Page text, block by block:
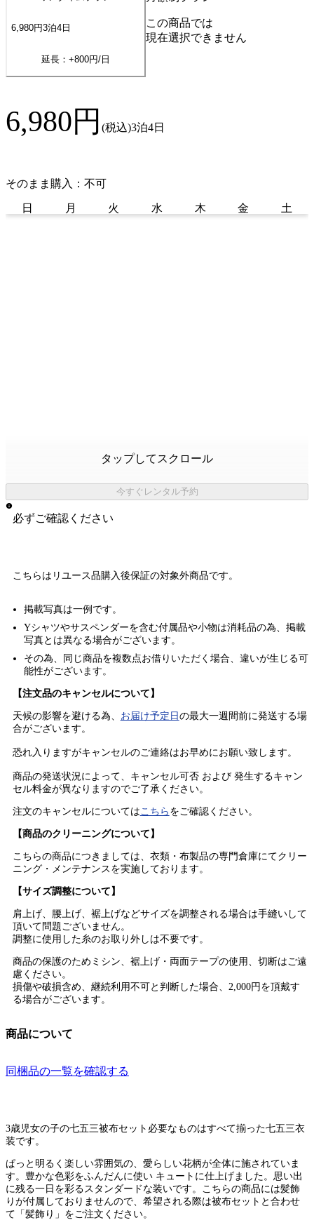
6,980円3泊4 日
延長：+800円/日
この商品では
現在選択できません
6,980円 (税込)3泊4日
そのまま購入：不可
日 月 火 水 木 金 土
タップしてスクロール
今すぐレンタル予約
必ずご確認ください
こちらはリユース品購入後保証の対象外商品です。
掲載写真は一例です。
Yシャツやサスペンダーを含む付属品や小物は消耗品の為、掲載
写真とは異なる場合がございます。
その為、同じ商品を複数点お借りいただく場合、違いが生じる可
能性がございます。
【注文品のキャンセルについて】
天候の影響を避ける為、 お届け予定日 の最大一週間前に発送する場
合がございます。
恐れ入りますがキャンセルのご連絡はお早めにお願い致します。
商品の発送状況によって、キャンセル可否 および 発生するキャン
セル料金が異なりますのでご了承ください。
注文のキャンセルについてはこちら をご確認ください。
【商品のクリーニングについて】
こちらの商品につきましては、衣類・布製品の専門倉庫にてクリー
ニング・メンテナンスを実施しております。
【サイズ調整について】
肩上げ、腰上げ、裾上げなどサイズを調整される場合は手縫いして
頂いて問題ございません。
調整に使用した糸のお取り外しは不要です。
商品の保護のためミシン、裾上げ・両面テープの使用、切断はご遠
慮ください。
損傷や破損含め、継続利用不可と判断した場合、2,000円を頂戴す
る場合がございます。
商品について
同梱品の一覧を確認する
3歳児女の子の七五三被布セット必要なものはすべて揃った七五三衣
装です。
ぱっと明るく楽しい雰囲気の、愛らしい花柄が全体に施されていま
す。豊かな色彩をふんだんに使い キュートに仕上げました。思い出
に残る一日を彩るスタンダードな装いです。こちらの商品には髪飾
りが付属しておりませんので、希望される際は被布セットと合わせ
て「髪飾り」をご注文ください。